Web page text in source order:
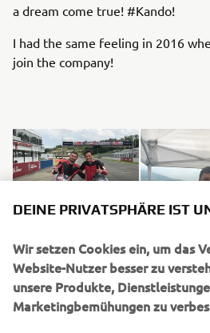
a dream come true! #Kando!
I had the same feeling in 2016
join the company!
DEINE PRIVATSPHÄRE IST
Wir setzen Cookies ein, um das
Website-Nutzer besser zu
unsere Produkte,
Marketingbemühungen zu